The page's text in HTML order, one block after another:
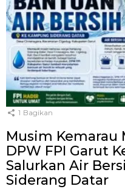
1 Bagikan
Musim Kemarau
DPW FPI Garut
Salurkan Air
Siderang Datar